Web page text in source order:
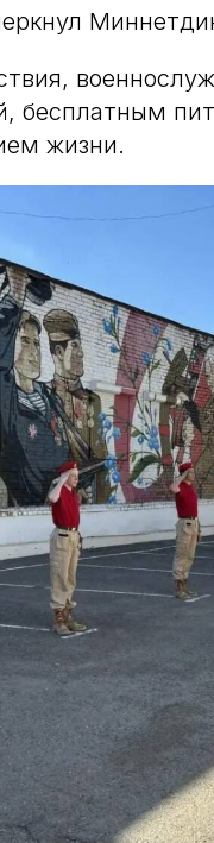
бесплатным
жизни.